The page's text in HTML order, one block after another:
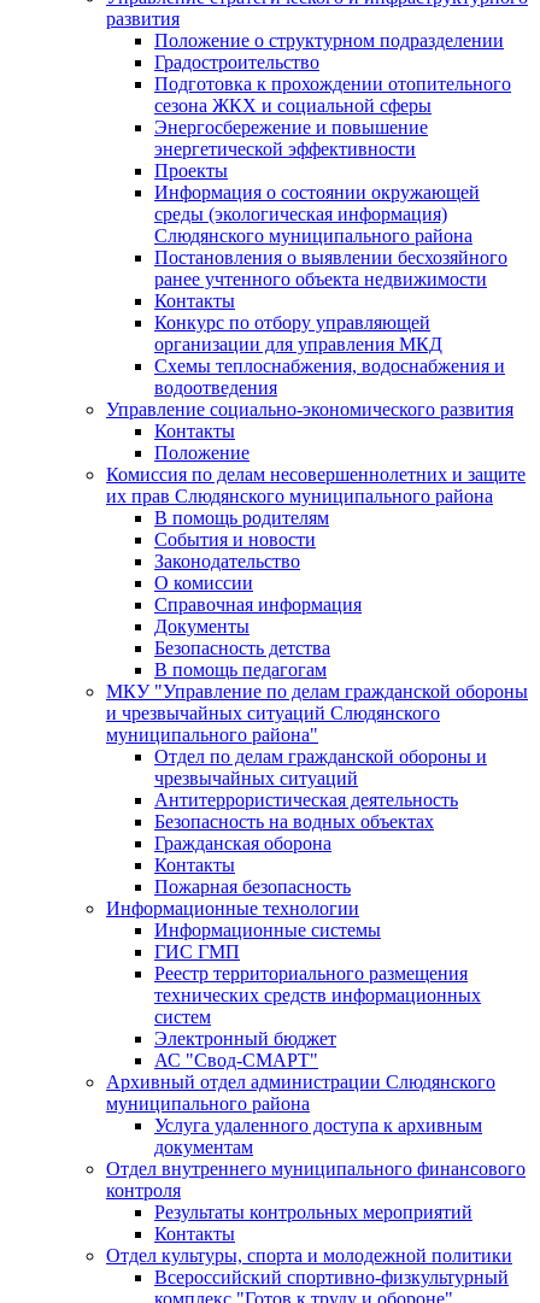
развития
Положение о структурном подразделении
Градостроительство
Подготовка к прохождении отопительного
сезона ЖКХ и социальной сферы
Энергосбережение и повышение
энергетической эффективности
Проекты
Информация о состоянии окружающей
среды (экологическая информация)
Слюдянского муниципального района
Постановления о выявлении бесхозяйного
ранее учтенного объекта недвижимости
Контакты
Конкурс по отбору управляющей
организации для управления МКД
Схемы теплоснабжения, водоснабжения и
водоотведения
Управление социально-экономического развития
Контакты
Положение
Комиссия по делам несовершеннолетних и защите
их прав Слюдянского муниципального района
В помощь родителям
События и новости
Законодательство
О комиссии
Справочная информация
Документы
Безопасность детства
В помощь педагогам
МКУ "Управление по делам гражданской обороны
и чрезвычайных ситуаций Слюдянского
муниципального района"
Отдел по делам гражданской обороны и
чрезвычайных ситуаций
Антитеррористическая деятельность
Безопасность на водных объектах
Гражданская оборона
Контакты
Пожарная безопасность
Информационные технологии
Информационные системы
ГИС ГМП
Реестр территориального размещения
технических средств информационных
систем
Электронный бюджет
АС "Свод-СМАРТ"
Архивный отдел администрации Слюдянского
муниципального района
Услуга удаленного доступа к архивным
документам
Отдел внутреннего муниципального финансового
контроля
Результаты контрольных мероприятий
Контакты
Отдел культуры, спорта и молодежной политики
Всероссийский спортивно-физкультурный
комплекс "Готов к труду и обороне"